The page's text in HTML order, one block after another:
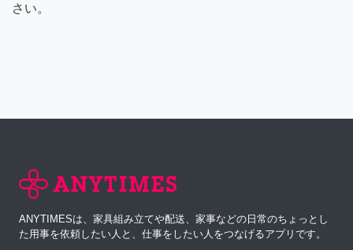
さい。
ANYTIMESは、家具組み立てや配送、家事などの日常のちょっとし
た用事を依頼したい人と、仕事をしたい人をつなげるアプリです。